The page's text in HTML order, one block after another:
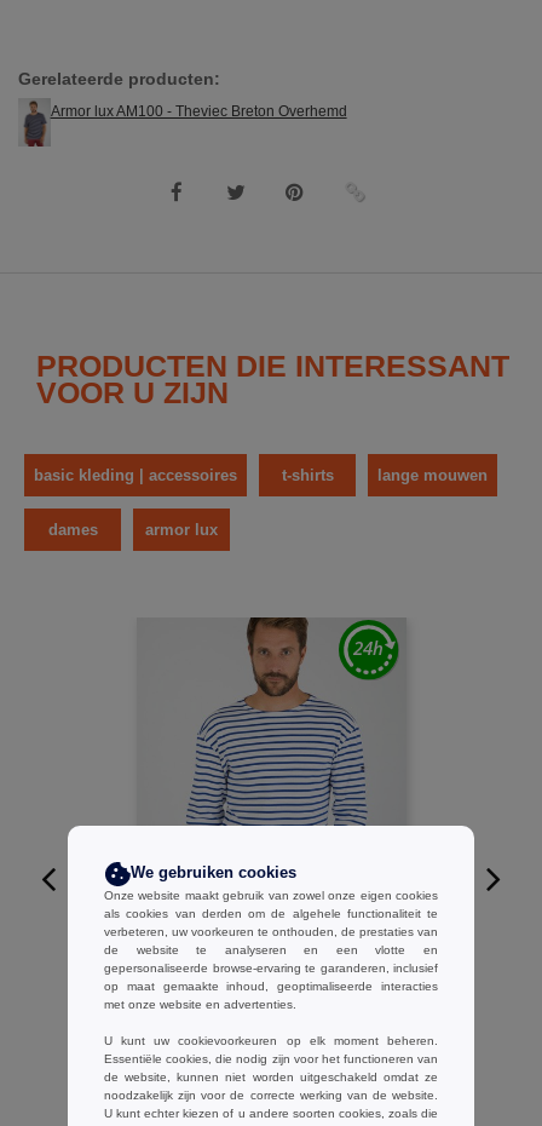
Gerelateerde producten:
Armor lux AM100 - Theviec Breton Overhemd
PRODUCTEN DIE INTERESSANT
VOOR U ZIJN
basic kleding | accessoires t-shirts lange mouwen
dames armor lux
W1
Armor lux AM120 - Loctudy Breton
Overhemd Met Lange Mouwen
€52.99
We gebruiken cookies
Onze website maakt gebruik van zowel onze eigen cookies
als cookies van derden om de algehele functionaliteit te
verbeteren, uw voorkeuren te onthouden, de prestaties van
de website te analyseren en een vlotte en
gepersonaliseerde browse-ervaring te garanderen, inclusief
op maat gemaakte inhoud, geoptimaliseerde interacties
met onze website en advertenties.
U kunt uw cookievoorkeuren op elk moment beheren.
Essentiële cookies, die nodig zijn voor het functioneren van
de website, kunnen niet worden uitgeschakeld omdat ze
noodzakelijk zijn voor de correcte werking van de website.
U kunt echter kiezen of u andere soorten cookies, zoals die